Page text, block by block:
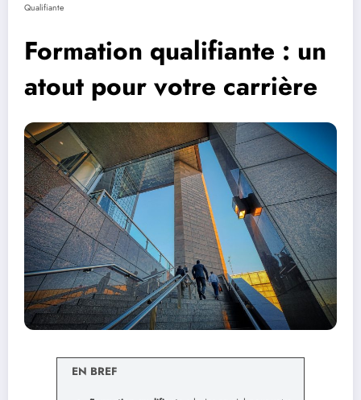
Qualifiante
Formation qualifiante : un
atout pour votre carrière
EN BREF